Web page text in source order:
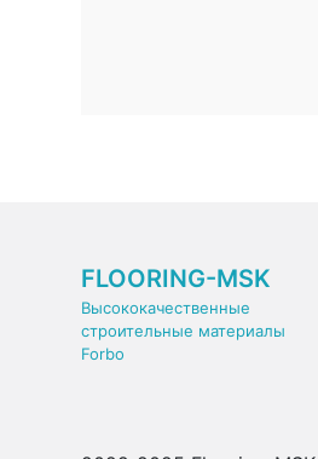
FLOORING-MSK
Высококачественные
строительные материалы
Forbo